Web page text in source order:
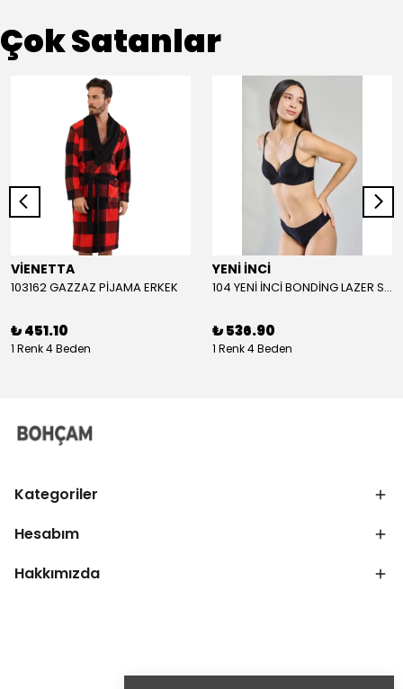
Çok Satanlar
VİENETTA
103162 GAZZAZ PİJAMA ERKEK
₺ 451.10
1 Renk 4 Beden
YENİ İNCİ
104 YENİ İNCİ BONDİNG LAZER SÜTYEN KADIN
₺ 536.90
1 Renk 4 Beden
Kategoriler
Hesabım
Hakkımızda